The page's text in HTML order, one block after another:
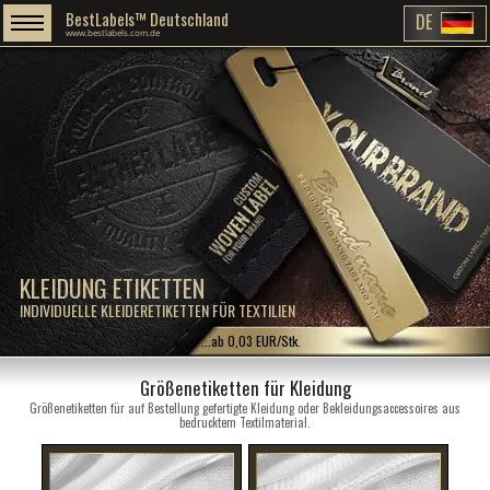
KLEIDUNG ETIKETTEN
INDIVIDUELLE KLEIDERETIKETTEN FÜR TEXTILIEN
BestLabels™ Deutschland
www.bestlabels.com.de DE
...ab 0,03 EUR/Stk.
Größenetiketten für Kleidung
Größenetiketten für auf Bestellung gefertigte Kleidung oder Bekleidungsaccessoires aus
bedrucktem Textilmaterial.